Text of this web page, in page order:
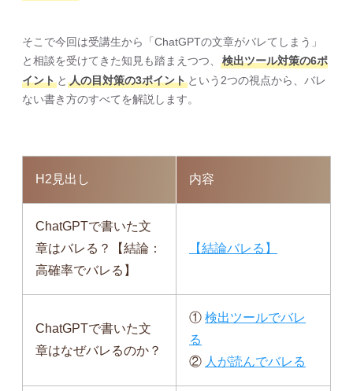
そこで今回は受講生から「ChatGPTの文章がバレてしまう」
と相談を受けてきた知見も踏まえつつ、
検出ツール対策の6ポ
イント と 人の目対策の3ポイント という2つの視点から、バレ
ない書き方のすべてを解説します。
H2見出し 内容
ChatGPTで書いた文
章はバレる？【結論：
高確率でバレる】
【結論バレる】
ChatGPTで書いた文
章はなぜバレるのか？
① 検出ツールでバレ
る
② 人が読んでバレる